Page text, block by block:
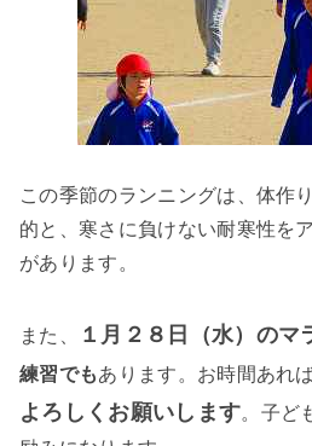
この季節のランニングは、体作
的と、寒さに負けない耐寒性を
があります。
また、 １月２８日（水）のマ
練習でもあります。お時間あれば
よろしくお願いします。子ど